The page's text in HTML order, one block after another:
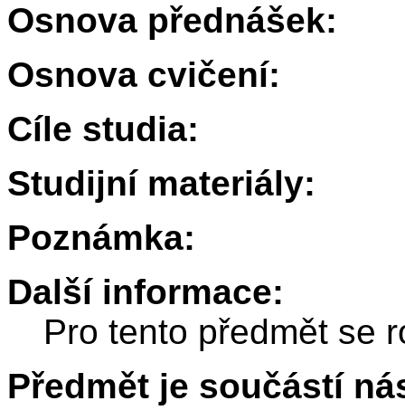
Osnova přednášek:
Osnova cvičení:
Cíle studia:
Studijní materiály:
Poznámka:
Další informace:
Pro tento předmět se
Předmět je součástí